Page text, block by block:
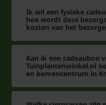
Ik wil een fysieke
hoe wordt deze
kosten van het
Kan ik een cadeaubon
Tuinplantenwinkel.nl
en bomencentrum in